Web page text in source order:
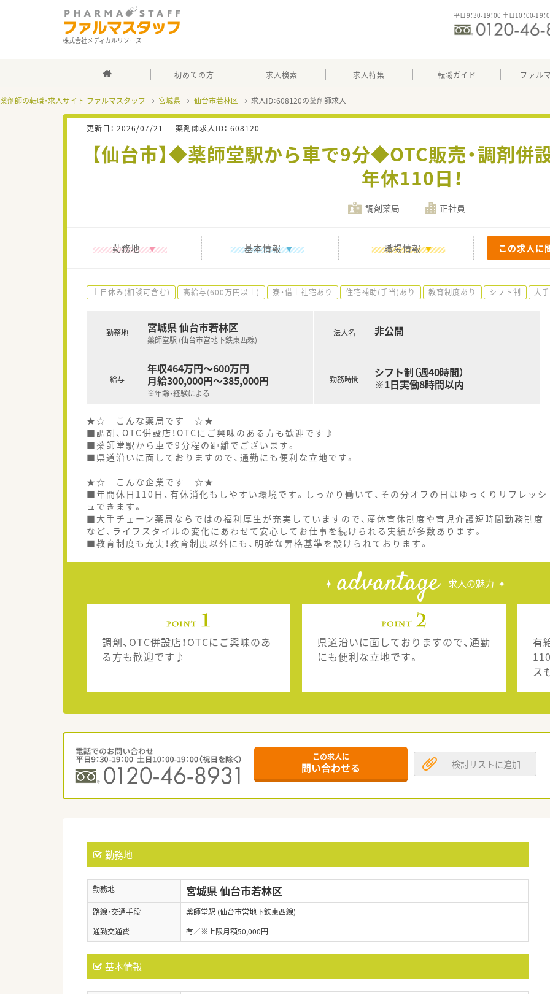
株式会社メディカルリソース
平日9：30-19：00 土日10：00-19
初めての方 求人検索 求人特集 転職ガイド ファル
薬剤師の転職・求人サイト ファルマスタッフ 宮城県 仙台市若林区 求人ID：608120の薬剤師求人
更新日： 2026/07/21 薬剤師求人ID： 608120
【仙台市】◆薬師堂駅から車で9分◆OTC販売・調剤併
年休110日！
調剤薬局 正社員
勤務地 基本情報 職場情報 この求人に
土日休み(相談可含む) 高給与(600万円以上) 寮・借上社宅あり 住宅補助(手当)あり 教育制度あり シフト制 大
勤務地 宮城県 仙台市若林区
薬師堂駅 (仙台市営地下鉄東西線)
給与
年収464万円～600万円
月給300,000円～385,000円
※年齢・経験による
法人名 非公開
勤務時間
シフト制（週40時間）
※1日実働8時間以内
★☆ こんな薬局です ☆★
■調剤、OTC併設店！OTCにご興味のある方も歓迎です♪
■薬師堂駅から車で9分程の距離でございます。
■県道沿いに面しておりますので、通勤にも便利な立地です。
★☆ こんな企業です ☆★
■年間休日110日、有休消化もしやすい環境です。しっかり働いて、その分オフの日はゆっくりリフレッシ
ュできます。
■大手チェーン薬局ならではの福利厚生が充実していますので、産休育休制度や育児介護短時間勤務制度
など、ライフスタイルの変化にあわせて安心してお仕事を続けられる実績が多数あります。
■教育制度も充実！教育制度以外にも、明確な昇格基準を設けられております。
advantage 求人の魅力
調剤、OTC併設店！OTCにご興味のあ
る方も歓迎です♪
県道沿いに面しておりますので、通勤
にも便利な立地です。
有
ス
この求人に
問い合わせる 検討リストに追加
勤務地
勤務地 宮城県 仙台市若林区
路線・交通手段
薬師堂駅 (仙台市営地下鉄東西線)
通勤交通費
有／※上限月額50,000円
基本情報